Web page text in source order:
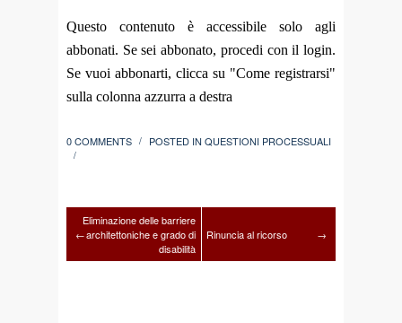
Questo contenuto è accessibile solo agli
abbonati. Se sei abbonato, procedi con il login.
Se vuoi abbonarti, clicca su "Come registrarsi"
sulla colonna azzurra a destra
0 COMMENTS / POSTED IN QUESTIONI PROCESSUALI
/
←
Eliminazione delle barriere
architettoniche e grado di
disabilità
Rinuncia al ricorso →